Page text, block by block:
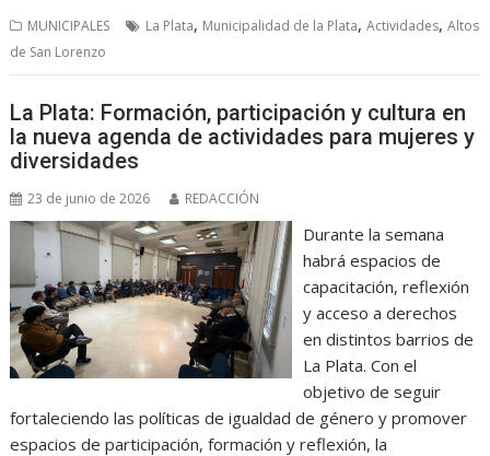
MUNICIPALES La Plata, Municipalidad de la Plata,Actividades,Altos
de San Lorenzo
La Plata: Formación, participación y cultura en
la nueva agenda de actividades para mujeres y
diversidades
23 de junio de 2026 REDACCIÓN
Durante la semana
habrá espacios de
capacitación, reflexión
y acceso a derechos
en distintos barrios de
La Plata. Con el
objetivo de seguir
fortaleciendo las políticas de igualdad de género y promover
espacios de participación, formación y reflexión, la